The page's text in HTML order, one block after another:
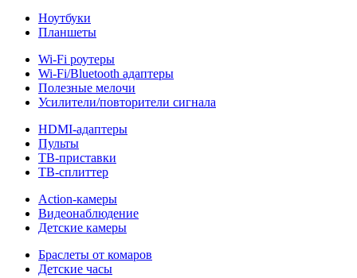
Ноутбуки
Планшеты
Wi-Fi роутеры
Wi-Fi/Bluetooth адаптеры
Полезные мелочи
Усилители/повторители сигнала
HDMI-адаптеры
Пульты
ТВ-приставки
ТВ-сплиттер
Action-камеры
Видеонаблюдение
Детские камеры
Браслеты от комаров
Детские часы